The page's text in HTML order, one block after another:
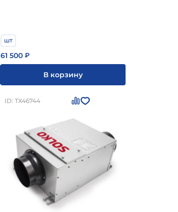
шт
61 500 ₽
В корзину
ID: ТХ46744